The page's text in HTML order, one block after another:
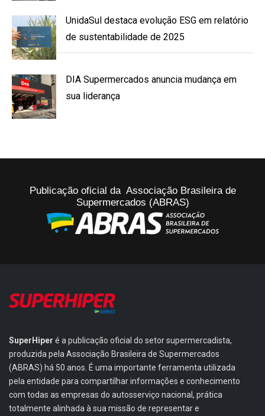
UnidaSul destaca evolução ESG em relatório
de sustentabilidade de 2025
DIA Supermercados anuncia mudança em
sua liderança
Publicação oficial da Associação Brasileira de
Supermercados (ABRAS)
SuperHiper é a publicação oficial do setor supermercadista,
produzida pela Associação Brasileira de Supermercados
(ABRAS) há 50 anos. É uma importante ferramenta utilizada
pela entidade para compartilhar informações e conhecimento
com todas as empresas do autosserviço nacional, prática
totalmente alinhada à sua missão de representar e